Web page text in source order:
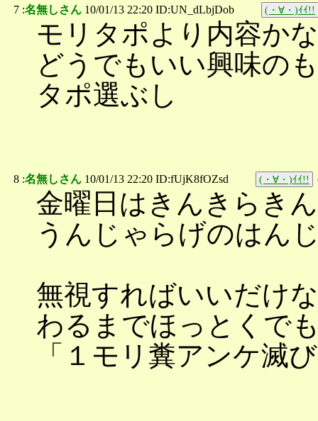
7 :名無しさん 10/01/13 22:20 ID:UN_dLbjDob (・∀・)ｲｲ!!
モリタポより内容かな
どうでもいい興味の
タポ選ぶし
8 :名無しさん 10/01/13 22:20 ID:fUjK8fOZsd (・∀・)ｲｲ!!
金曜日はきんきらきん
うんじゃらげのはん
無視すればいいだけ
わるまでほっとくで
「１モリ糞アンケ滅